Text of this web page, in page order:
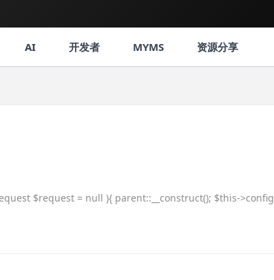
AI 开发者 MYMS 资源分享
$request = null ){ parent::__construct(); $this->config